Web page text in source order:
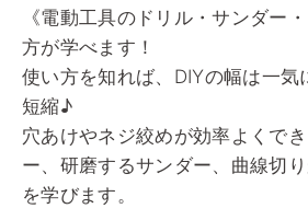
《電動工具のドリル・サンダー
方が学べます！
使い方を知れば、DIYの幅は一気
短縮♪
穴あけやネジ絞めが効率よくで
ー、研磨するサンダー、曲線切
を学びます。